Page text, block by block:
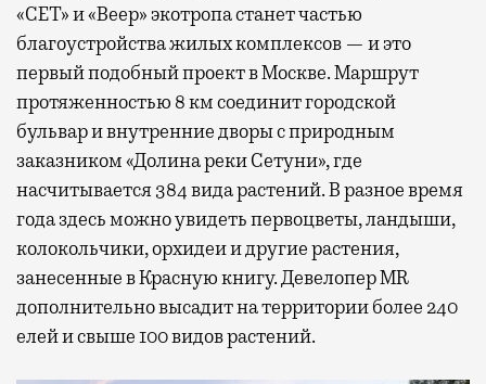
«СЕТ» и «Веер» экотропа станет частью
благоустройства жилых комплексов — и это
первый подобный проект в Москве. Маршрут
протяженностью 8 км соединит городской
бульвар и внутренние дворы с природным
заказником «Долина реки Сетуни», где
насчитывается 384 вида растений. В разное время
года здесь можно увидеть первоцветы, ландыши,
колокольчики, орхидеи и другие растения,
занесенные в Красную книгу. Девелопер MR
дополнительно высадит на территории более 240
елей и свыше 100 видов растений.